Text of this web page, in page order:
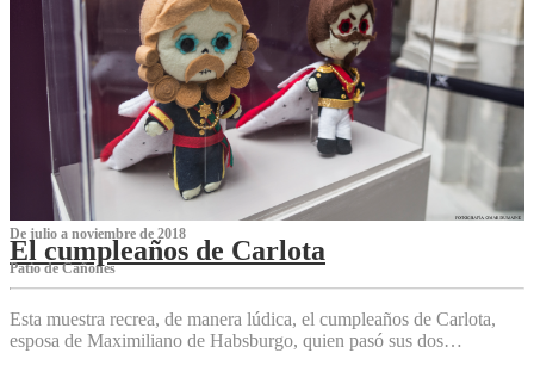
De julio a noviembre de 2018
El cumpleaños de Carlota
Patio de Cañones
Esta muestra recrea, de manera lúdica, el cumpleaños de Carlota,
esposa de Maximiliano de Habsburgo, quien pasó sus dos…